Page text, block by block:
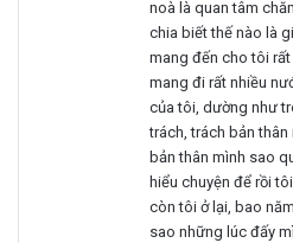
noà là quan tâm
chia biết thế nào là
mang đến cho tôi
mang đi rất nhiều
của tôi, dường như
trách, trách bản
bản thân mình sao
hiểu chuyện để rồi
còn tôi ở lại, bao
sao những lúc đấy